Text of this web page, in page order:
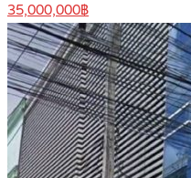
35,000,000฿